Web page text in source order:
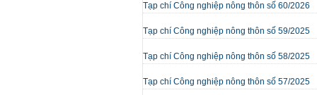
Tạp chí Công nghiệp nông thôn số 60/2026
Tạp chí Công nghiệp nông thôn số 59/2025
Tạp chí Công nghiệp nông thôn số 58/2025
Tạp chí Công nghiệp nông thôn số 57/2025